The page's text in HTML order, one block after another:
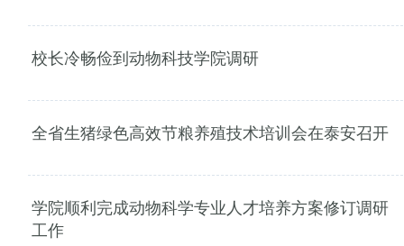
校长冷畅俭到动物科技学院调研
全省生猪绿色高效节粮养殖技术培训会在泰安召开
学院顺利完成动物科学专业人才培养方案修订调研
工作